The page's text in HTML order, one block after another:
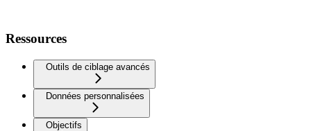
Ressources
Outils de ciblage avancés
Données personnalisées
Objectifs